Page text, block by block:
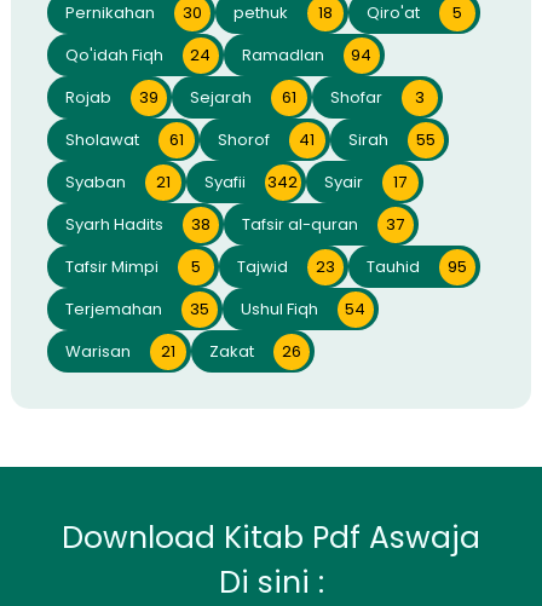
Pernikahan
30 pethuk 18 Qiro'at
5
Qo'idah Fiqh
24 Ramadlan
94
Rojab
39 Sejarah 61 Shofar
3
Sholawat
61 Shorof 41 Sirah
55
Syaban
21 Syafii 342 Syair
17
Syarh Hadits
38 Tafsir al-quran
37
Tafsir Mimpi
5 Tajwid 23 Tauhid
95
Terjemahan
35 Ushul Fiqh
54
Warisan
21 Zakat 26
Download Kitab Pdf Aswaja
Di sini :